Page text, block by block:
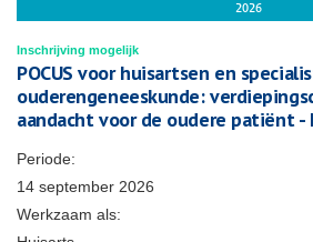
2026
Inschrijving mogelijk
POCUS voor huisartsen en
ouderengeneeskunde:
aandacht voor de oudere patiënt -
Periode:
14 september 2026
Werkzaam als: